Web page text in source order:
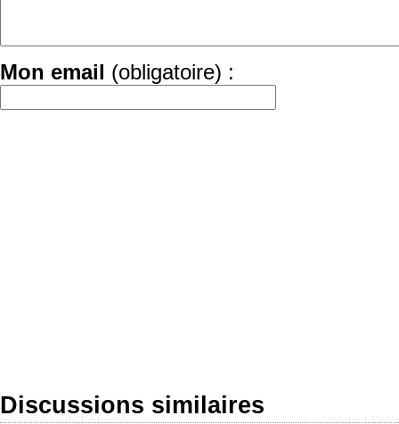
Mon email (obligatoire) :
Discussions similaires